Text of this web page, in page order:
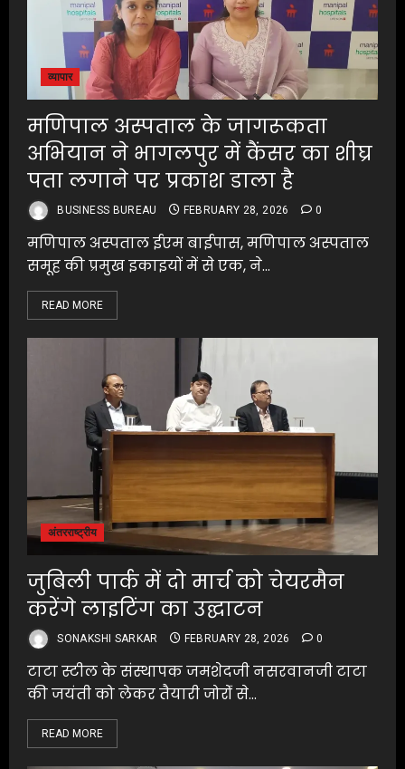
व्यापार
मणिपाल अस्पताल के जागरूकता
अभियान ने भागलपुर में कैंसर का शीघ्र
पता लगाने पर प्रकाश डाला है
BUSINESS BUREAU FEBRUARY 28, 2026 0
मणिपाल अस्पताल ईएम बाईपास, मणिपाल अस्पताल
समूह की प्रमुख इकाइयों में से एक, ने...
READ MORE
अंतरराष्ट्रीय
जुबिली पार्क में दो मार्च को चेयरमैन
करेंगे लाइटिंग का उद्घाटन
SONAKSHI SARKAR FEBRUARY 28, 2026 0
टाटा स्टील के संस्थापक जमशेदजी नसरवानजी टाटा
की जयंती को लेकर तैयारी जोरोंं से...
READ MORE